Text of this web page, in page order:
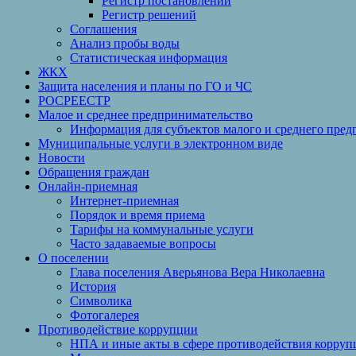
Регистр решений
Соглашения
Анализ пробы воды
Статистическая информация
ЖКХ
Защита населения и планы по ГО и ЧС
РОСРЕЕСТР
Малое и среднее предпринимательство
Информация для субъектов малого и среднего
Муниципальные услуги в электронном виде
Новости
Обращения граждан
Онлайн-приемная
Интернет-приемная
Порядок и время приема
Тарифы на коммунальные услуги
Часто задаваемые вопросы
О поселении
Глава поселения Аверьянова Вера Николаевна
История
Символика
Фотогалерея
Противодействие коррупции
НПА и иные акты в сфере противодействия